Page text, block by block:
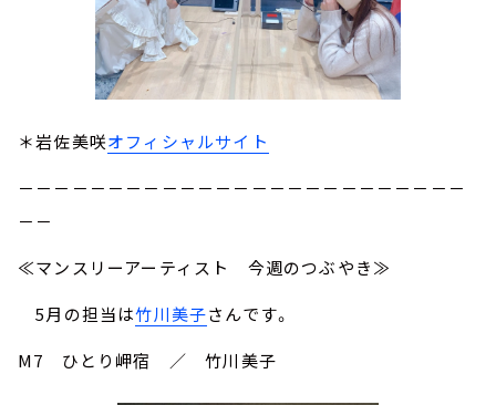
＊岩佐美咲オフィシャルサイト
－－－－－－－－－－－－－－－－－－－－－－－－－
－－
≪マンスリーアーティスト 今週のつぶやき≫
5月の担当は竹川美子さんです。
M7 ひとり岬宿 ／ 竹川美子